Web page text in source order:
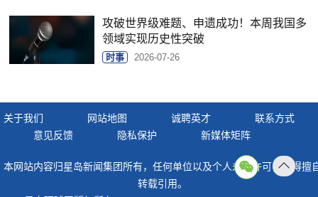
攻破世界级难题、申遗成功！本周我国多
领域实现历史性突破
时事 2026-07-26
关于我们 网站地图 诚聘英才
联系方式
意见反馈
隐私保护 新媒体矩阵
本网站内容归星岛新闻集团所有，任何单位以及个人未经许可，不得擅
转载引用。